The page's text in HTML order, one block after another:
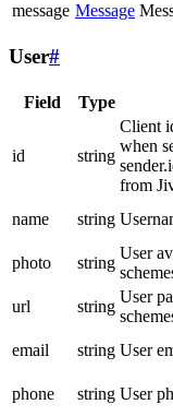
message Message
User#
Field Type
id string
Client
when
from
name string
photo
string
User
url
string
User
email
string User
phone
string User